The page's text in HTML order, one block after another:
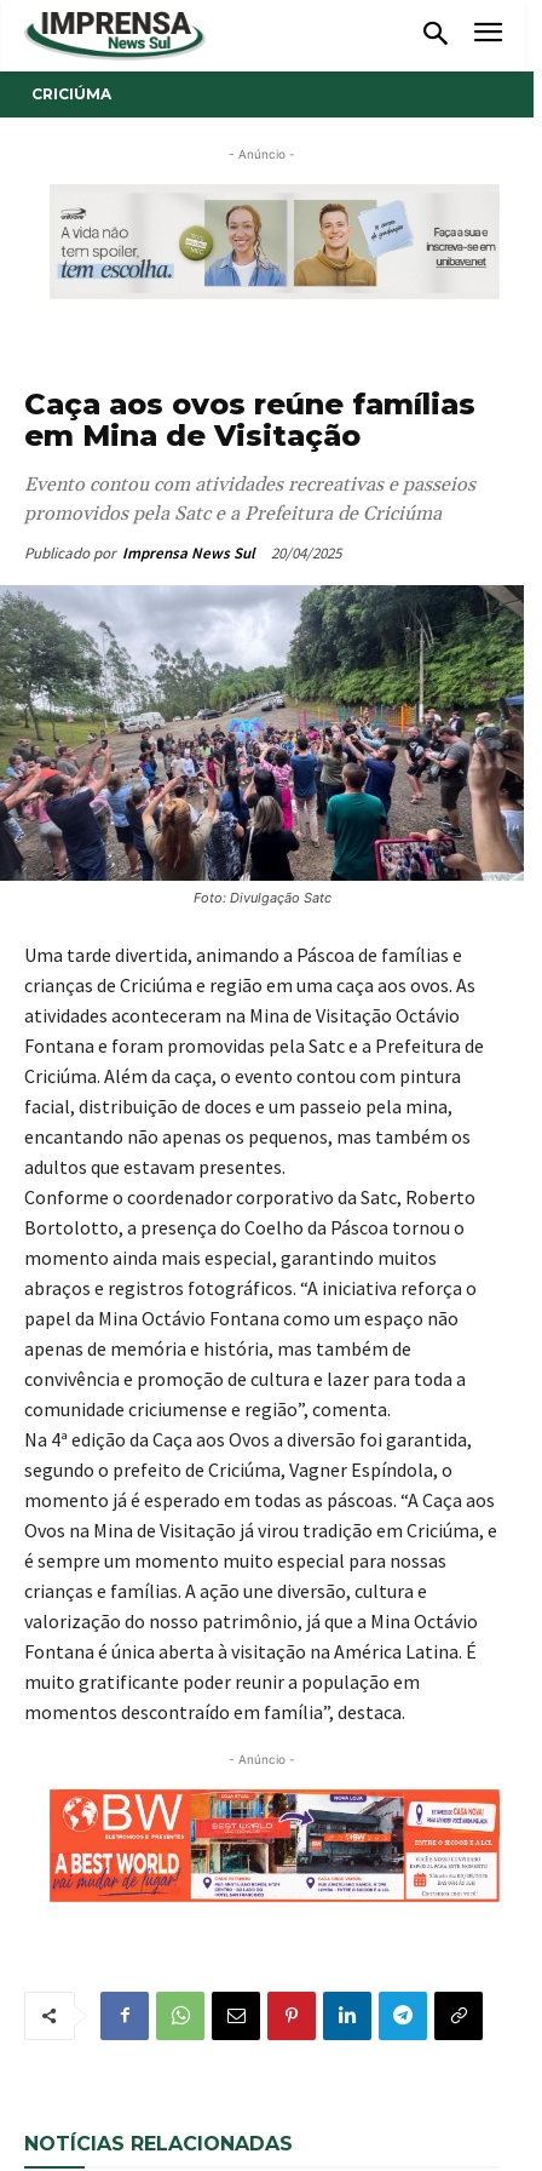
CRICIÚMA
- Anúncio -
Caça aos ovos reúne famílias
em Mina de Visitação
Evento contou com atividades recreativas e passeios
promovidos pela Satc e a Prefeitura de Criciúma
Publicado por Imprensa News Sul 20/04/2025
Foto: Divulgação Satc
Uma tarde divertida, animando a Páscoa de famílias e
crianças de Criciúma e região em uma caça aos ovos. As
atividades aconteceram na Mina de Visitação Octávio
Fontana e foram promovidas pela Satc e a Prefeitura de
Criciúma. Além da caça, o evento contou com pintura
facial, distribuição de doces e um passeio pela mina,
encantando não apenas os pequenos, mas também os
adultos que estavam presentes.
Conforme o coordenador corporativo da Satc, Roberto
Bortolotto, a presença do Coelho da Páscoa tornou o
momento ainda mais especial, garantindo muitos
abraços e registros fotográficos. “A iniciativa reforça o
papel da Mina Octávio Fontana como um espaço não
apenas de memória e história, mas também de
convivência e promoção de cultura e lazer para toda a
comunidade criciumense e região”, comenta.
Na 4ª edição da Caça aos Ovos a diversão foi garantida,
segundo o prefeito de Criciúma, Vagner Espíndola, o
momento já é esperado em todas as páscoas. “A Caça aos
Ovos na Mina de Visitação já virou tradição em Criciúma, e
é sempre um momento muito especial para nossas
crianças e famílias. A ação une diversão, cultura e
valorização do nosso patrimônio, já que a Mina Octávio
Fontana é única aberta à visitação na América Latina. É
muito gratificante poder reunir a população em
momentos descontraído em família”, destaca.
- Anúncio -
NOTÍCIAS RELACIONADAS